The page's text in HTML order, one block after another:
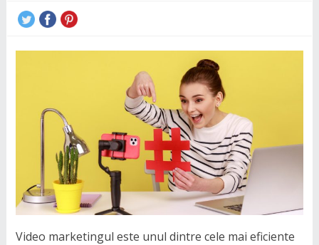
Video marketingul este unul dintre cele mai eficiente